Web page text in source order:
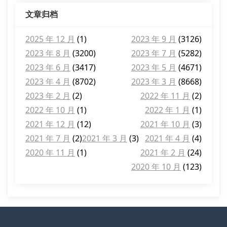
文章归档
2025 年 12 月 (1) 2023 年 9 月 (3126)
2023 年 8 月 (3200) 2023 年 7 月 (5282)
2023 年 6 月 (3417) 2023 年 5 月 (4671)
2023 年 4 月 (8702) 2023 年 3 月 (8668)
2023 年 2 月 (2) 2022 年 11 月 (2)
2022 年 10 月 (1) 2022 年 1 月 (1)
2021 年 12 月 (12) 2021 年 10 月 (3)
2021 年 7 月 (2) 2021 年 4 月 (4)
2021 年 3 月 (3)
2021 年 2 月 (24)
2020 年 11 月 (1)
2020 年 10 月 (123)